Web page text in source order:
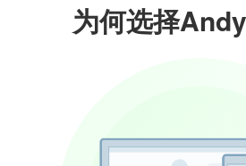
为何选择